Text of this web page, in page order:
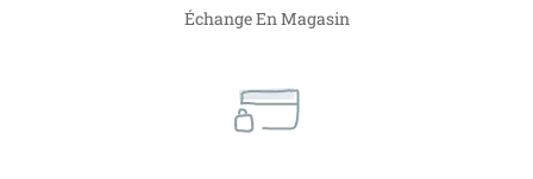
Échange En Magasin